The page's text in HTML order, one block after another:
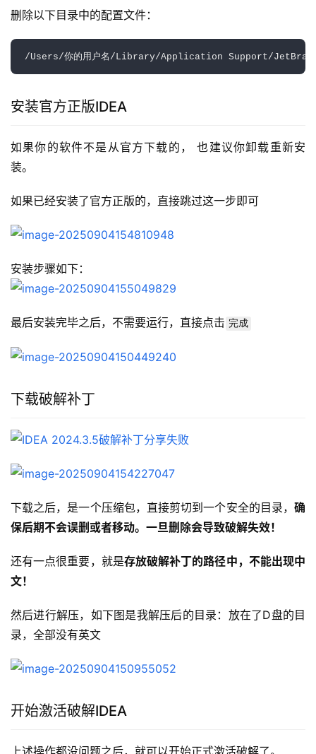
删除以下目录中的配置文件：
安装官方正版IDEA
如果你的软件不是从官方下载的， 也建议你卸载重新安
装。
如果已经安装了官方正版的，直接跳过这一步即可
安装步骤如下：
最后安装完毕之后，不需要运行，直接点击 完成
下载破解补丁
下载之后，是一个压缩包，直接剪切到一个安全的目录， 确
保后期不会误删或者移动。一旦删除会导致破解失效！
还有一点很重要，就是存放破解补丁的路径中，不能出现中
文！
然后进行解压，如下图是我解压后的目录：放在了D盘的目
录，全部没有英文
开始激活破解IDEA